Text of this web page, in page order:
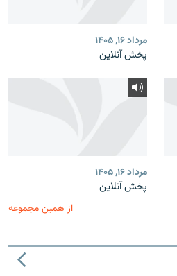
مرداد ۱۶, ۱۴۰۵
پخش آنلاین
مرداد ۱۶, ۱۴۰۵
پخش آنلاین
از همین مجموعه